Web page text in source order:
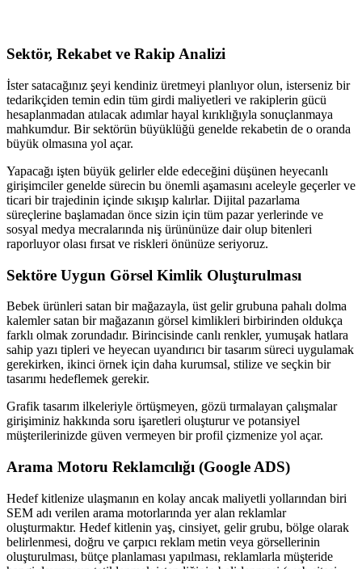
Sektör, Rekabet ve Rakip Analizi
İster satacağınız şeyi kendiniz üretmeyi planlıyor olun, isterseniz bir
tedarikçiden temin edin tüm girdi maliyetleri ve rakiplerin gücü
hesaplanmadan atılacak adımlar hayal kırıklığıyla sonuçlanmaya
mahkumdur. Bir sektörün büyüklüğü genelde rekabetin de o oranda
büyük olmasına yol açar.
Yapacağı işten büyük gelirler elde edeceğini düşünen heyecanlı
girişimciler genelde sürecin bu önemli aşamasını aceleyle geçerler ve
ticari bir trajedinin içinde sıkışıp kalırlar. Dijital pazarlama
süreçlerine başlamadan önce sizin için tüm pazar yerlerinde ve
sosyal medya mecralarında niş ürününüze dair olup bitenleri
raporluyor olası fırsat ve riskleri önünüze seriyoruz.
Sektöre Uygun Görsel Kimlik Oluşturulması
Bebek ürünleri satan bir mağazayla, üst gelir grubuna pahalı dolma
kalemler satan bir mağazanın görsel kimlikleri birbirinden oldukça
farklı olmak zorundadır. Birincisinde canlı renkler, yumuşak hatlara
sahip yazı tipleri ve heyecan uyandırıcı bir tasarım süreci uygulamak
gerekirken, ikinci örnek için daha kurumsal, stilize ve seçkin bir
tasarımı hedeflemek gerekir.
Grafik tasarım ilkeleriyle örtüşmeyen, gözü tırmalayan çalışmalar
girişiminiz hakkında soru işaretleri oluşturur ve potansiyel
müşterilerinizde güven vermeyen bir profil çizmenize yol açar.
Arama Motoru Reklamcılığı (Google ADS)
Hedef kitlenize ulaşmanın en kolay ancak maliyetli yollarından biri
SEM adı verilen arama motorlarında yer alan reklamlar
oluşturmaktır. Hedef kitlenin yaş, cinsiyet, gelir grubu, bölge olarak
belirlenmesi, doğru ve çarpıcı reklam metin veya görsellerinin
oluşturulması, bütçe planlaması yapılması, reklamlarla müşteride